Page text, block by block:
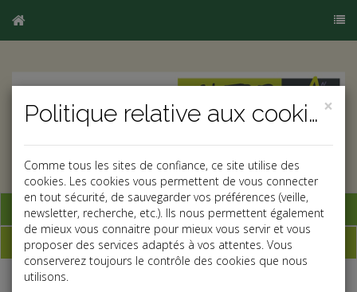
Base documentaire
Dépêches
×
Politique relative aux cookies
Comme tous les sites de confiance, ce site utilise des
cookies. Les cookies vous permettent de vous connecter
en tout sécurité, de sauvegarder vos préférences (veille,
newsletter, recherche, etc.). Ils nous permettent également
de mieux vous connaitre pour mieux vous servir et vous
proposer des services adaptés à vos attentes. Vous
conserverez toujours le contrôle des cookies que nous
utilisons.